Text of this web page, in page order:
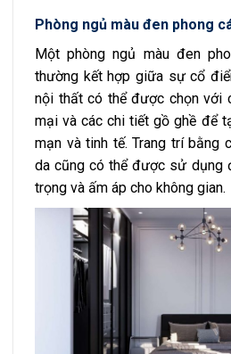
Phòng ngủ màu đen phong
Một phòng ngủ màu đen
thường kết hợp giữa sự cổ
nội thất có thể được chọn với
mại và các chi tiết gồ ghề để
mạn và tinh tế. Trang trí bằng
da cũng có thể được sử dụng
trọng và ấm áp cho không gian.